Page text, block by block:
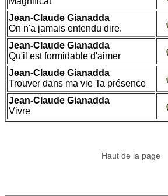
Jean-Claude Gianadda
On n'a jamais entendu dire.
Jean-Claude Gianadda
Qu'il est formidable d'aimer
Jean-Claude Gianadda
Trouver dans ma vie Ta présence
Jean-Claude Gianadda
Vivre
Haut de la page